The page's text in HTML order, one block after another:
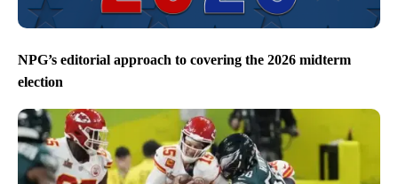
NPG’s editorial approach to covering the 2026 midterm
election